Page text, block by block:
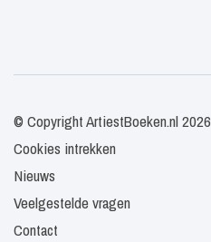
© Copyright ArtiestBoeken.nl 2026
Cookies intrekken
Nieuws
Veelgestelde vragen
Contact